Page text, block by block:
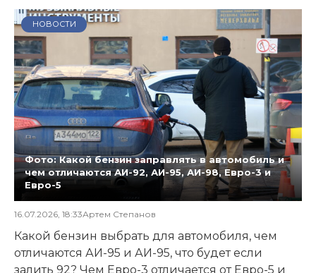
НОВОСТИ
Фото: Какой бензин заправлять в автомобиль и
чем отличаются АИ-92, АИ-95, АИ-98, Евро-3 и
Евро-5
16.07.2026, 18:33Артем Степанов
Какой бензин выбрать для автомобиля, чем
отличаются АИ-95 и АИ-95, что будет если
залить 92? Чем Евро-3 отличается от Евро-5 и